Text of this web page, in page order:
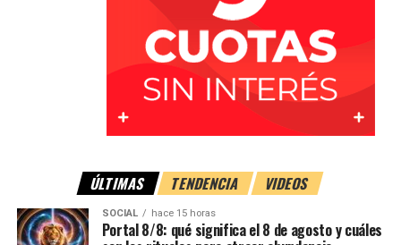
Una vez finalizadas las tareas de seguridad y control de la
situación, la dotación de Bomberos regresó a su
dependencia pasadas las21 horas.
El episodio volvió a poner en evidencia el riesgo que
representa la presencia de animales sueltos sobre las
Con información de Rafaela Noticias
ÚLTIMAS TENDENCIA VIDEOS
SOCIAL hace 15 horas
Portal 8/8: qué significa el 8 de agosto y cuáles